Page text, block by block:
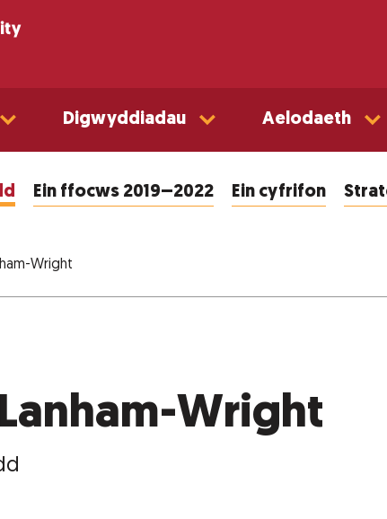
Digwyddiadau Aelodaeth
Ein ffocws 2019–2022 Ein cyfrifon
Wright
Wright